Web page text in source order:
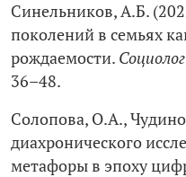
Синельников, А.Б.
поколений в семьях
рождаемости.
36–48.
Солопова, О.А.,
диахронического
метафоры в эпоху